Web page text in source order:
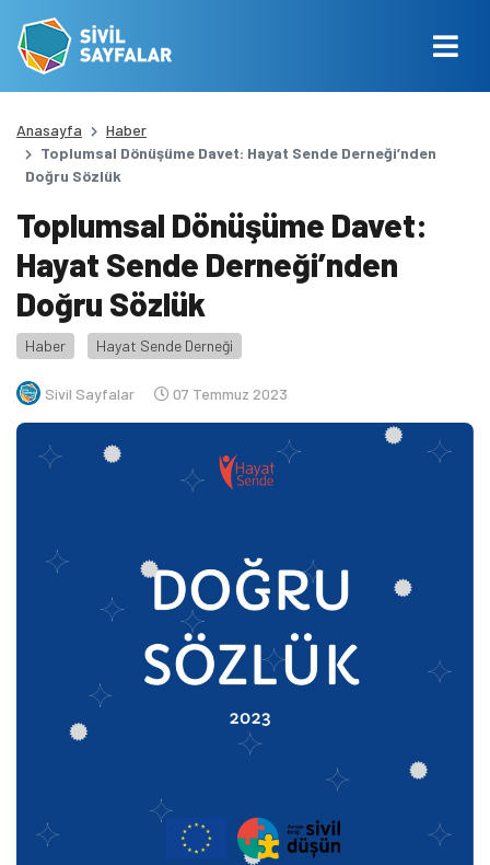
Anasayfa
Haber
Toplumsal Dönüşüme Davet: Hayat Sende Derneği’nden
Doğru Sözlük
Toplumsal Dönüşüme Davet:
Hayat Sende Derneği’nden
Doğru Sözlük
Haber Hayat Sende Derneği
Sivil Sayfalar 07 Temmuz 2023